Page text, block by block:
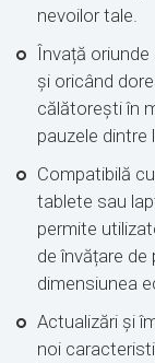
nevoilor tale.
Învață oriunde
și oricând
călătorești în
pauzele dintre
Compatibilă
tablete sau
permite
de învățare de
dimensiunea
Actualizări și
noi